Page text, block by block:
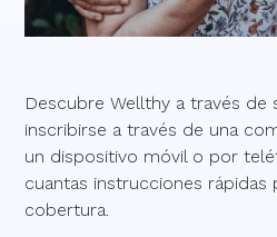
Descubre Wellthy a través
inscribirse a través de una
un dispositivo móvil o por
cuantas instrucciones rápidas
cobertura.